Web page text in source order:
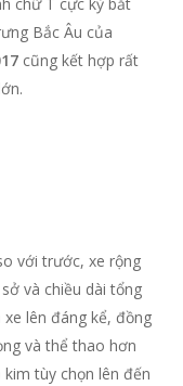
Bắc Âu của
cũng kết hợp rất
với trước, xe rộng
và chiều dài tổng
lên đáng kể, đồng
và thể thao hơn
tùy chọn lên đến